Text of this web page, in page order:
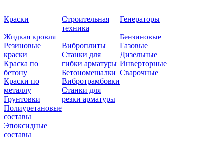
Краски
Жидкая кровля
Резиновые
краски
Краска по
бетону
Краски по
металлу
Грунтовки
Полиуретановые
составы
Эпоксидные
составы
Строительная
техника
Виброплиты
Станки для
гибки арматуры
Бетономешалки
Вибротрамбовки
Станки для
резки арматуры
Генераторы
Бензиновые
Газовые
Дизельные
Инверторные
Сварочные